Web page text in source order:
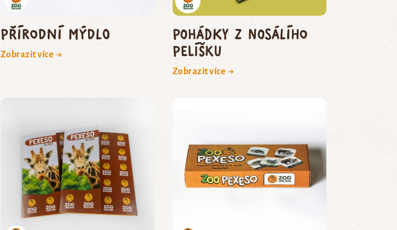
Přírodní mýdlo
Zobrazit více →
Pohádky z nosálího
pelíšku
Zobrazit více →